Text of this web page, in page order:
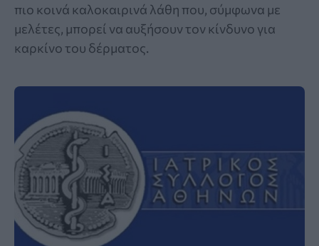
πιο κοινά καλοκαιρινά λάθη που, σύμφωνα με
μελέτες, μπορεί να αυξήσουν τον κίνδυνο για
καρκίνο του δέρματος.